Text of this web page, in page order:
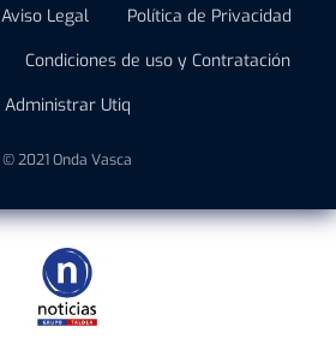
Aviso Legal
Política de Privacidad
Condiciones de uso y Contratación
Administrar Utiq
© 2021 Onda Vasca